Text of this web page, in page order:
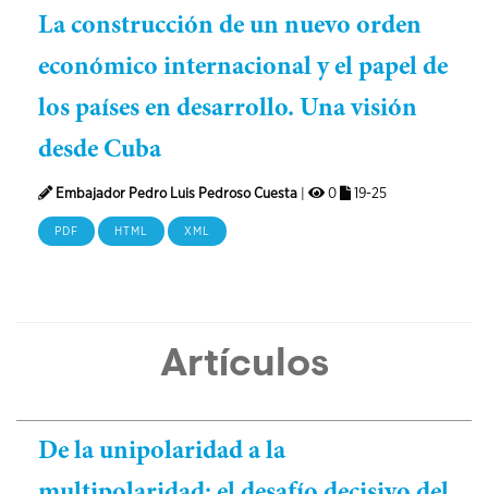
La construcción de un nuevo orden
económico internacional y el papel de
los países en desarrollo. Una visión
desde Cuba
Embajador Pedro Luis Pedroso Cuesta 0 19-25
PDF HTML XML
Artículos
De la unipolaridad a la